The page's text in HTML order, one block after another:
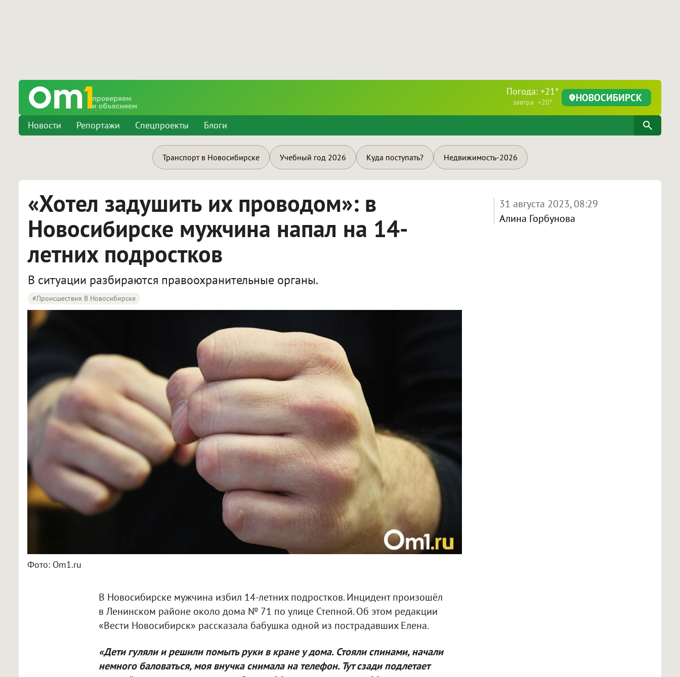
Погода: +21°
завтра +20° НОВОСИБИРСК
Новости Репортажи Спецпроекты Блоги
Транспорт в Новосибирске Учебный год 2026 Куда поступать? Недвижимость-2026
«Хотел задушить их проводом»: в
Новосибирске мужчина напал на 14-
летних подростков
В ситуации разбираются правоохранительные органы.
#Происшествия В Новосибирске
31 августа 2023, 08:29
Алина Горбунова
Фото: Om1.ru
В Новосибирске мужчина избил 14-летних подростков. Инцидент произошёл
в Ленинском районе около дома № 71 по улице Степной. Об этом редакции
«Вести Новосибирск» рассказала бабушка одной из пострадавших Елена.
«Дети гуляли и решили помыть руки в кране у дома. Стояли спинами, начали
немного баловаться, моя внучка снимала на телефон. Тут сзади подлетает